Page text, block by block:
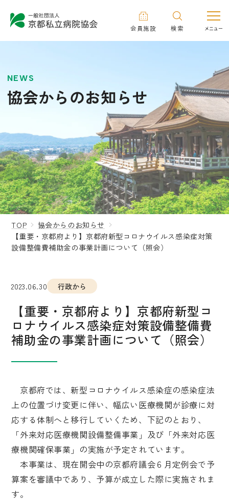
会員施設 検索
NEWS
協会からのお知らせ
TOP
協会からのお知らせ
【重要・京都府より】京都府新型コロナウイルス感染症対策
設備整備費補助金の事業計画について（照会）
2023.06.30 行政から
【重要・京都府より】京都府新型コ
ロナウイルス感染症対策設備整備費
補助金の事業計画について（照会）
京都府では、新型コロナウイルス感染症の感染症法
上の位置づけ変更に伴い、幅広い医療機関が診療に対
応する体制へと移行していくため、下記のとおり、
「外来対応医療機関設備整備事業」及び「外来対応医
療機関確保事業」の実施が予定されています。
本事業は、現在開会中の京都府議会６月定例会で予
算案を審議中であり、予算が成立した際に実施されま
す。